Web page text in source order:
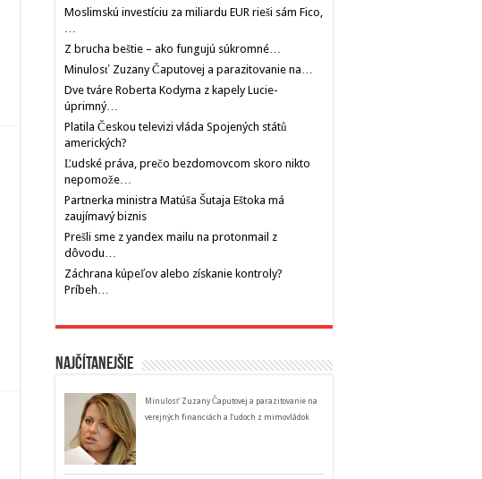
Moslimskú investíciu za miliardu EUR rieši sám Fico,
…
Z brucha beštie – ako fungujú súkromné…
Minulosť Zuzany Čaputovej a parazitovanie na…
Dve tváre Roberta Kodyma z kapely Lucie-
úprimný…
Platila Českou televizi vláda Spojených států
amerických?
Ľudské práva, prečo bezdomovcom skoro nikto
nepomože…
Partnerka ministra Matúša Šutaja Eštoka má
zaujímavý biznis
Prešli sme z yandex mailu na protonmail z
dôvodu…
Záchrana kúpeľov alebo získanie kontroly?
Príbeh…
Najčítanejšie
Minulosť Zuzany Čaputovej a parazitovanie na
verejných financiách a ľudoch z mimovládok